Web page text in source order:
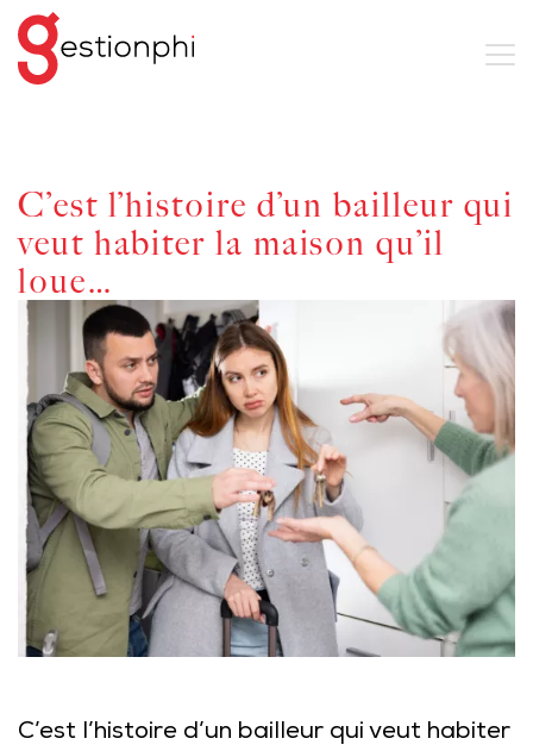
C’est l’histoire d’un bailleur qui
veut habiter la maison qu’il
loue…
C’est l’histoire d’un bailleur qui veut habiter